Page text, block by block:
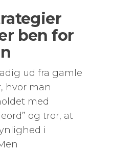
ben for
ud fra gamle
hvor man
med
og tror, at
i